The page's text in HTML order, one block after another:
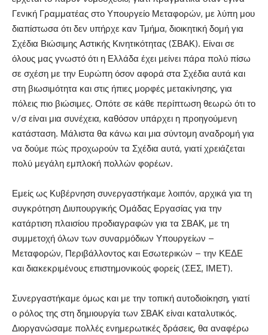
Γενική Γραμματέας στο Υπουργείο Μεταφορών, με λύπη μου
διαπίστωσα ότι δεν υπήρχε καν Τμήμα, διοικητική δομή για
Σχέδια Βιώσιμης Αστικής Κινητικότητας (ΣΒΑΚ). Είναι σε
όλους μας γνωστό ότι η Ελλάδα έχει μείνει πάρα πολύ πίσω
σε σχέση με την Ευρώπη όσον αφορά στα Σχέδια αυτά και
στη βιωσιμότητα και στις ήπιες μορφές μετακίνησης, για
πόλεις πιο βιώσιμες. Οπότε σε κάθε περίπτωση θεωρώ ότι το
ν/σ είναι μια συνέχεια, καθόσον υπάρχει η προηγούμενη
κατάσταση. Μάλιστα θα κάνω και μια σύντομη αναδρομή για
να δούμε πώς προχωρούν τα Σχέδια αυτά, γιατί χρειάζεται
πολύ μεγάλη εμπλοκή πολλών φορέων.
Εμείς ως Κυβέρνηση συνεργαστήκαμε λοιπόν, αρχικά για τη
συγκρότηση Διυπουργικής Ομάδας Εργασίας για την
κατάρτιση πλαισίου προδιαγραφών για τα ΣΒΑΚ, με τη
συμμετοχή όλων των συναρμόδιων Υπουργείων –
Μεταφορών, Περιβάλλοντος και Εσωτερικών – την ΚΕΔΕ
και διακεκριμένους επιστημονικούς φορείς (ΣΕΣ, ΙΜΕΤ).
Συνεργαστήκαμε όμως και με την τοπική αυτοδιοίκηση, γιατί
ο ρόλος της στη δημιουργία των ΣΒΑΚ είναι καταλυτικός.
Διοργανώσαμε πολλές ενημερωτικές δράσεις, θα αναφέρω